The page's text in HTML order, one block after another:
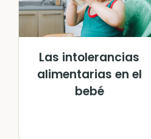
Las intolerancias
alimentarias en el
bebé